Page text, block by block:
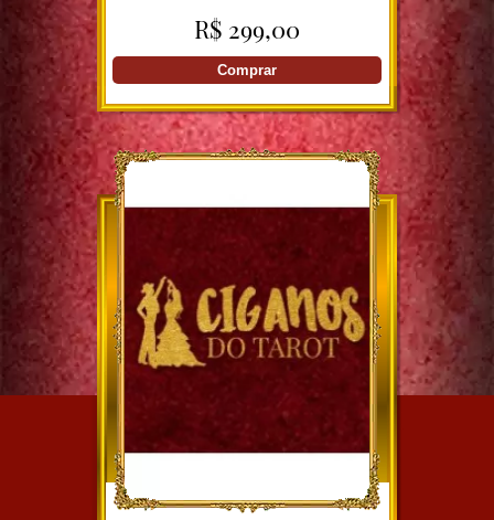
CIGANA
R$ 299,00
Comprar